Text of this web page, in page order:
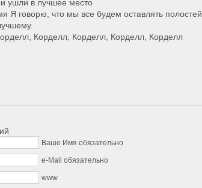
ушли в лучшее место
Я говорю, что мы все будем оставлять полостей.
Корделл, Корделл, Корделл, Корделл
Ваше Имя обязательно
e-Mail обязательно
www